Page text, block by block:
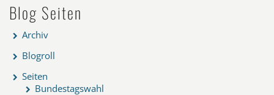
Blog Seiten
Archiv
Blogroll
Seiten
Bundestagswahl